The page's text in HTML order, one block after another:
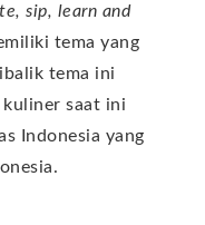
sip, learn and
tema yang
tema ini
kuliner saat ini
Indonesia yang